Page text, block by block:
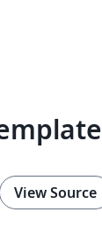
View Source